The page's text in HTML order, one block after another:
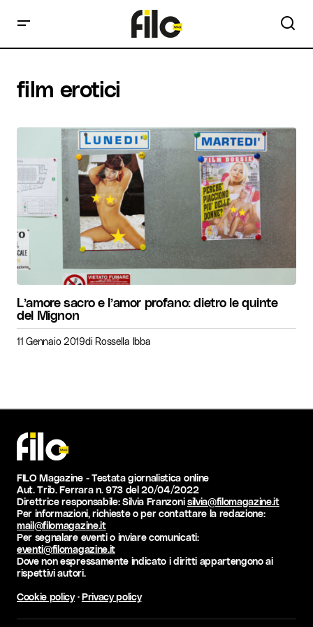
film erotici
L’amore sacro e l’amor profano: dietro le quinte
del Mignon
11 Gennaio 2019di Rossella Ibba
FILO Magazine - Testata giornalistica online
Aut. Trib. Ferrara n. 973 del 20/04/2022
Direttrice responsabile: Silvia Franzonisilvia@filomagazine.it
Per informazioni, richieste o per contattare la redazione:
mail@filomagazine.it
Per segnalare eventi o inviare comunicati:
eventi@filomagazine.it
Dove non espressamente indicato i diritti appartengono ai
rispettivi autori.
Cookie policy·Privacy policy